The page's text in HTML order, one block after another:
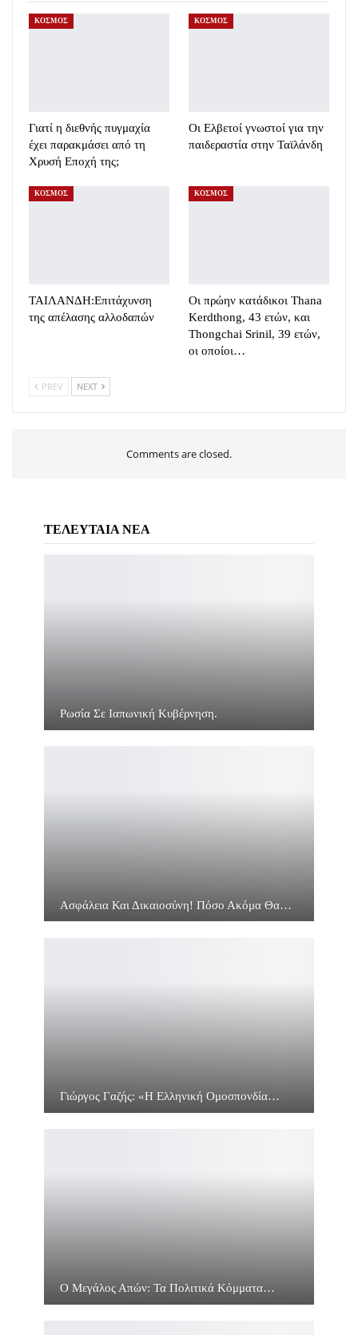
ΚΟΣΜΟΣ
Γιατί η διεθνής πυγμαχία
έχει παρακμάσει από τη
Χρυσή Εποχή της;
ΚΟΣΜΟΣ
Oι Ελβετοί γνωστοί για την
παιδεραστία στην Ταϊλάνδη
ΚΟΣΜΟΣ
ΤΑΙΛΑΝΔΗ:Eπιτάχυνση
της απέλασης αλλοδαπών
ΚΟΣΜΟΣ
Οι πρώην κατάδικοι Thana
Kerdthong, 43 ετών, και
Thongchai Srinil, 39 ετών,
οι οποίοι…
PREV NEXT
Comments are closed.
ΤΕΛΕΥΤΑΙΑ ΝΕΑ
Ρωσία Σε Ιαπωνική Κυβέρνηση.
Ασφάλεια Και Δικαιοσύνη! Πόσο Ακόμα Θα…
Γιώργος Γαζής: «Η Ελληνική Ομοσπονδία…
Ο Μεγάλος Απών: Τα Πολιτικά Κόμματα…